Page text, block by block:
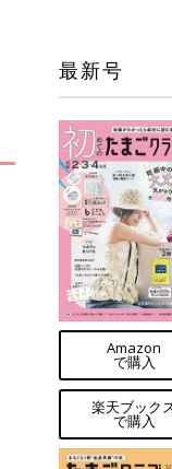
最新号
Amazon
で購入
楽天ブック
で購入